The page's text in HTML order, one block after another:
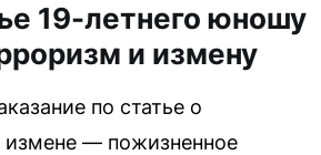
19-летнего юношу
и измену
по статье о
измене — пожизненное